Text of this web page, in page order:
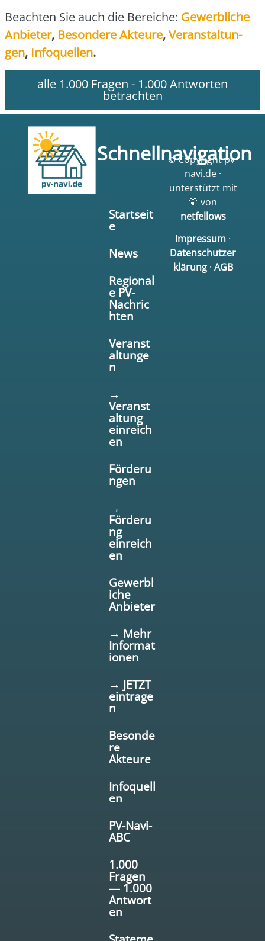
Beach­ten Sie auch die Berei­che: Gewerb­li­che
Anbie­ter, Beson­de­re Akteu­re,Ver­an­stal­tun­
gen, Info­quel­len.
alle 1.000 Fragen - 1.000 Antworten
betrachten
Schnellnavigation
Startseit
e
News
Regional
e PV-
Nachric
hten
Veranst
altunge
n
→
Veranst
altung
einreich
en
Förderu
ngen
→
Förderu
ng
einreich
en
Gewerbl
iche
Anbieter
→ Mehr
Informat
ionen
→ JETZT
eintrage
n
Besonde
re
Akteure
Infoquell
en
PV-Navi-
ABC
1.000
Fragen
— 1.000
Antwort
en
© Copyright pv-
navi.de ·
unterstützt mit
💛 von
netfellows
Impressum ·
Datenschutzer
klärung· AGB